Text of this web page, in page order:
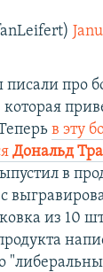
про
в эту
Дональд
в
из 10